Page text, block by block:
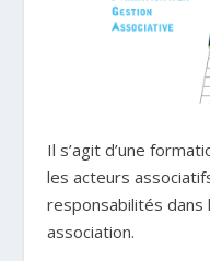
Il s’agit d’une
les acteurs
responsabilités dans
association.